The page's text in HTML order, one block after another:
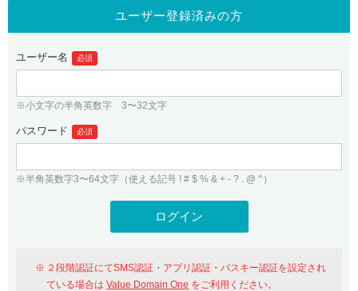
gTLDオークション NEW!
.jpドメインバックオーダー
プレミアムドメイン
人気ドメインの種類
WHOIS検索
紹介制度
バリュードメインAPI
ドメイン・ホスティングOEM
ログイン
従来のバリュードメインをご利用希望の方
Value Domainにログイン
おすすめ One レンタルサーバーを含む最新の機能を使う方
ユーザー登録
ユーザー登録済みの方
ユーザー名 必須
※小文字の半角英数字 3〜32文字
パスワード 必須
※半角英数字3〜64文字（使える記号 ! # $ % & + - ? . @ ^）
２段階認証にてSMS認証・アプリ認証・パスキー認証を設定され
ている場合はValue Domain One をご利用ください。